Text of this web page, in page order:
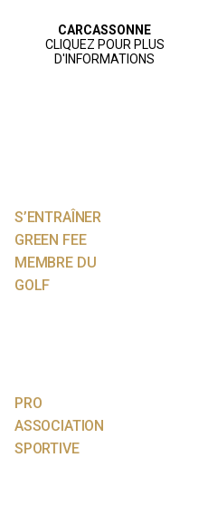
S’ENTRAÎNER
GREEN FEE
MEMBRE DU
GOLF
PRO
ASSOCIATION
SPORTIVE